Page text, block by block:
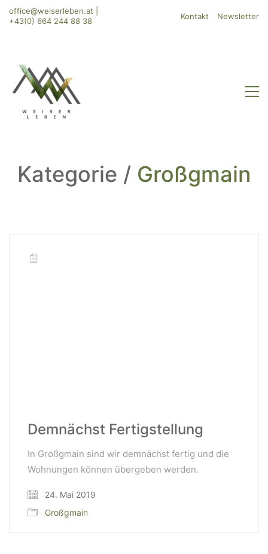
office@weiserleben.at
+43(0) 664 244 88 38
Kontakt Newsletter
Kategorie / Großgmain
Demnächst Fertigstellung
In Großgmain sind wir demnächst fertig und die
Wohnungen können übergeben werden.
24. Mai 2019
Großgmain